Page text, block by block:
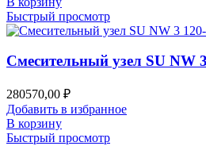
Быстрый просмотр
Смесительный узел SU NW
280570,00 ₽
Добавить в избранное
В корзину
Быстрый просмотр